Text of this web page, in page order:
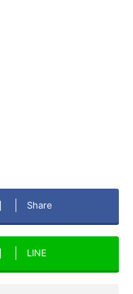
Share
LINE